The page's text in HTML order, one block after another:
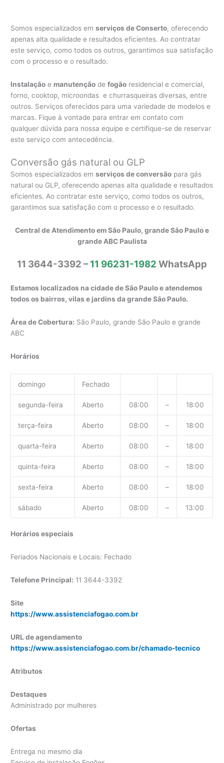
Somos especializados emserviços de Conserto, oferecendo
apenas alta qualidade e resultados eficientes. Ao contratar
este serviço, como todos os outros, garantimos sua satisfação
com o processo e o resultado.
Instalação e manutenção defogão residencial e comercial,
forno, cooktop, microondas e churrasqueiras diversas, entre
outros. Serviços oferecidos para uma variedade de modelos e
marcas. Fique à vontade para entrar em contato com
qualquer dúvida para nossa equipe e certifique-se de reservar
este serviço com antecedência.
Conversão gás natural ou GLP
Somos especializados emserviços de conversão para gás
natural ou GLP, oferecendo apenas alta qualidade e resultados
eficientes. Ao contratar este serviço, como todos os outros,
garantimos sua satisfação com o processo e o resultado.
Central de Atendimento em São Paulo, grande São Paulo e
grande ABC Paulista
11 3644-3392 –11 96231-1982 WhatsApp
Estamos localizados na cidade de São Paulo e atendemos
todos os bairros, vilas e jardins da grande São Paulo.
Área de Cobertura: São Paulo, grande São Paulo e grande
ABC
Horários
domingo Fechado
segunda-feira Aberto 08:00 – 18:00
terça-feira Aberto 08:00 – 18:00
quarta-feira Aberto 08:00 – 18:00
quinta-feira Aberto 08:00 – 18:00
sexta-feira Aberto 08:00 – 18:00
sábado Aberto 08:00 – 13:00
Horários especiais
Feriados Nacionais e Locais: Fechado
Telefone Principal: 11 3644-3392
Site
https://www.assistenciafogao.com.br
URL de agendamento
https://www.assistenciafogao.com.br/chamado-tecnico
Atributos
Destaques
Administrado por mulheres
Ofertas
Entrega no mesmo dia